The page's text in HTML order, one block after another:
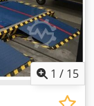
1 / 15